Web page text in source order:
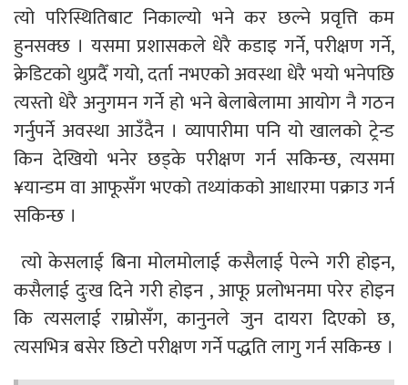
त्यो परिस्थितिबाट निकाल्यो भने कर छल्ने प्रवृत्ति कम
हुनसक्छ । यसमा प्रशासकले धेरै कडाइ गर्ने, परीक्षण गर्ने,
क्रेडिटको थुप्रदैँ गयो, दर्ता नभएको अवस्था धेरै भयो भनेपछि
त्यस्तो धेरै अनुगमन गर्ने हो भने बेलाबेलामा आयोग नै गठन
गर्नुपर्ने अवस्था आउँदैन । व्यापारीमा पनि यो खालको ट्रेन्ड
किन देखियो भनेर छड्के परीक्षण गर्न सकिन्छ, त्यसमा
¥यान्डम वा आफूसँग भएको तथ्यांकको आधारमा पक्राउ गर्न
सकिन्छ ।
त्यो केसलाई बिना मोलमोलाई कसैलाई पेल्ने गरी होइन,
कसैलाई दुःख दिने गरी होइन , आफू प्रलोभनमा परेर होइन
कि त्यसलाई राम्रोसँग, कानुनले जुन दायरा दिएको छ,
त्यसभित्र बसेर छिटो परीक्षण गर्ने पद्धति लागु गर्न सकिन्छ ।